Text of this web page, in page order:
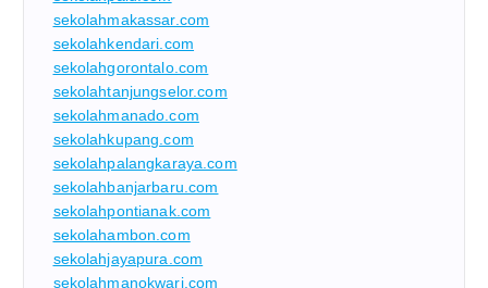
sekolahmakassar.com
sekolahkendari.com
sekolahgorontalo.com
sekolahtanjungselor.com
sekolahmanado.com
sekolahkupang.com
sekolahpalangkaraya.com
sekolahbanjarbaru.com
sekolahpontianak.com
sekolahambon.com
sekolahjayapura.com
sekolahmanokwari.com